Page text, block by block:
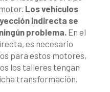
Los vehículos
indirecta se
problema. En el
es necesario
para estos motores,
los talleres tengan
transformación.